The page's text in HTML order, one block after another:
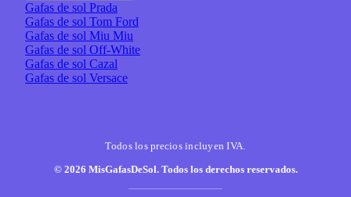
Gafas de sol Prada
Gafas de sol Tom Ford
Gafas de sol Miu Miu
Gafas de sol Off-White
Gafas de sol Cazal
Gafas de sol Versace
Todos los precios incluyen IVA.
© 2026 MisGafasDeSol. Todos los derechos reservados.